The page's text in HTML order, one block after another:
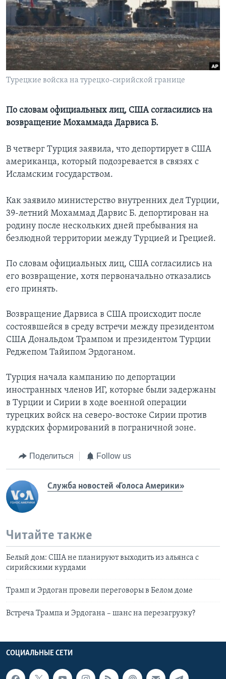
Learning English
СОЦИАЛЬНЫЕ СЕТИ
Турецкие войска на турецко-сирийской границе
По словам официальных лиц, США согласились на
возвращение Мохаммада Дарвиса Б.
В четверг Турция заявила, что депортирует в США
американца, который подозревается в связях с
Исламским государством.
Как заявило министерство внутренних дел Турции,
39-летний Мохаммад Дарвис Б. депортирован на
родину после нескольких дней пребывания на
безлюдной территории между Турцией и Грецией.
По словам официальных лиц, США согласились на
его возвращение, хотя первоначально отказались
его принять.
Возвращение Дарвиса в США происходит после
состоявшейся в среду встречи между президентом
США Дональдом Трампом и президентом Турции
Реджепом Тайипом Эрдоганом.
Турция начала кампанию по депортации
иностранных членов ИГ, которые были задержаны
в Турции и Сирии в ходе военной операции
турецких войск на северо-востоке Сирии против
курдских формирований в пограничной зоне.
Поделиться Follow us
Служба новостей «Голоса Америки»
Читайте также
Белый дом: США не планируют выходить из альянса с
сирийскими курдами
Трамп и Эрдоган провели переговоры в Белом доме
Встреча Трампа и Эрдогана – шанс на перезагрузку?
СОЦИАЛЬНЫЕ СЕТИ